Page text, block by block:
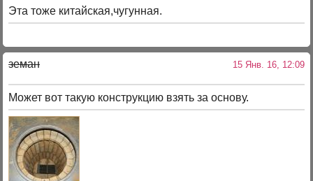
Эта тоже китайская,чугунная.
земан 15 Янв. 16, 12:09
Может вот такую конструкцию взять за основу.